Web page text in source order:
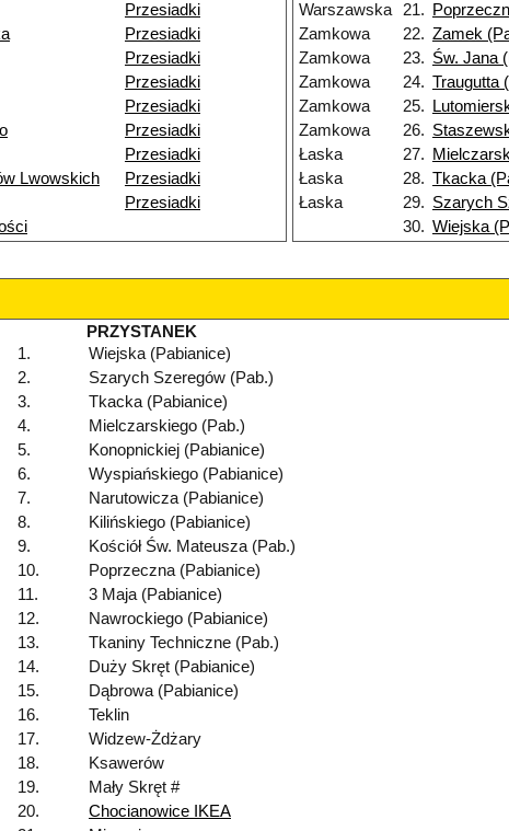
Przesiadki
Przesiadki
Przesiadki
Przesiadki
Przesiadki
Przesiadki
Przesiadki
Lwowskich
Przesiadki
Przesiadki
Warszawska
21.
Zamkowa
22. Zamek
Zamkowa
23. Św. Jana
Zamkowa
24. Traugutta
Zamkowa
25.
Zamkowa
26.
Łaska
27.
Łaska
28. Tkacka
Łaska
29. Szarych
30. Wiejska
PRZYSTANEK
1.
Wiejska (Pabianice)
2.
Szarych Szeregów (Pab.)
3.
Tkacka (Pabianice)
4.
Mielczarskiego (Pab.)
5.
Konopnickiej (Pabianice)
6.
Wyspiańskiego (Pabianice)
7.
Narutowicza (Pabianice)
8.
Kilińskiego (Pabianice)
9.
Kościół Św. Mateusza (Pab.)
10.
Poprzeczna (Pabianice)
11.
3 Maja (Pabianice)
12.
Nawrockiego (Pabianice)
13.
Tkaniny Techniczne (Pab.)
14.
Duży Skręt (Pabianice)
15.
Dąbrowa (Pabianice)
16.
Teklin
17.
Widzew-Żdżary
18.
Ksawerów
19.
Mały Skręt #
20.
Chocianowice IKEA